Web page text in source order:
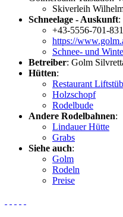
Skiverleih
Schneelage - Auskunft:
+43-5556-701-
https://
Schnee- und
Betreiber: Golm
Hütten:
Restaurant
Holzschopf
Rodelbude
Andere Rodelbahnen:
Lindauer Hütte
Grabs
Siehe auch:
Golm
Rodeln
Preise